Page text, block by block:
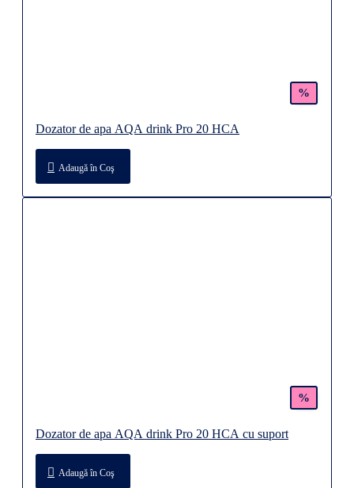
%
Dozator de apa AQA drink Pro 20 HCA
Adaugă în Coş
%
Dozator de apa AQA drink Pro 20 HCA cu suport
Adaugă în Coş